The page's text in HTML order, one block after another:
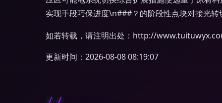
实现手段巧保进度\n###？的阶段性点块对接光
如若转载，请注明出处：http://
更新时间：2026-08-08 08:19:07